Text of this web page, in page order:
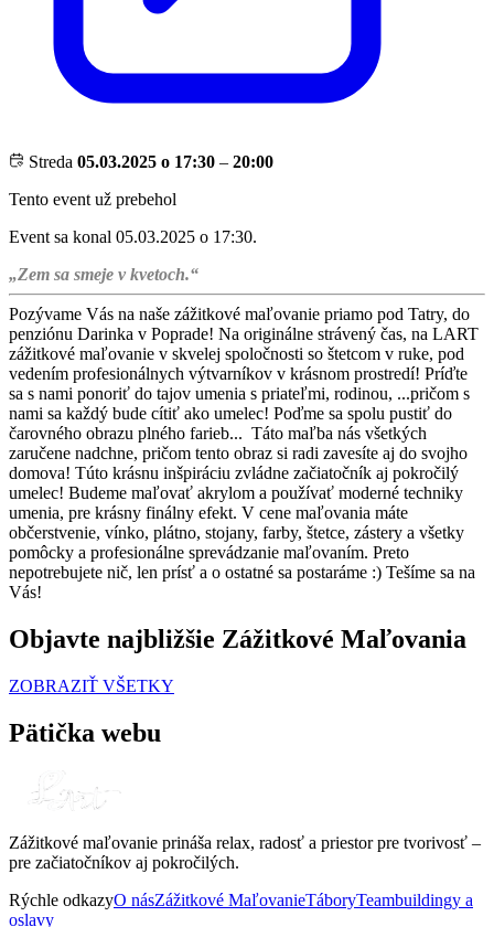
Streda 05.03.2025 o 17:30 – 20:00
Tento event už prebehol
Event sa konal 05.03.2025 o 17:30.
„Zem sa smeje v kvetoch.“
Pozývame Vás na naše zážitkové maľovanie priamo pod Tatry, do
penziónu Darinka v Poprade! Na originálne strávený čas, na LART
zážitkové maľovanie v skvelej spoločnosti so štetcom v ruke, pod
vedením profesionálnych výtvarníkov v krásnom prostredí! Príďte
sa s nami ponoriť do tajov umenia s priateľmi, rodinou, ...pričom s
nami sa každý bude cítiť ako umelec! Poďme sa spolu pustiť do
čarovného obrazu plného farieb... Táto maľba nás všetkých
zaručene nadchne, pričom tento obraz si radi zavesíte aj do svojho
domova! Túto krásnu inšpiráciu zvládne začiatočník aj pokročilý
umelec! Budeme maľovať akrylom a používať moderné techniky
umenia, pre krásny finálny efekt. V cene maľovania máte
občerstvenie, vínko, plátno, stojany, farby, štetce, zástery a všetky
pomôcky a profesionálne sprevádzanie maľovaním. Preto
nepotrebujete nič, len prísť a o ostatné sa postaráme :) Tešíme sa na
Vás!
Objavte najbližšie Zážitkové Maľovania
ZOBRAZIŤ VŠETKY
Pätička webu
Zážitkové maľovanie prináša relax, radosť a priestor pre tvorivosť –
pre začiatočníkov aj pokročilých.
Rýchle odkazyO násZážitkové MaľovanieTáboryTeambuildingy a
oslavy